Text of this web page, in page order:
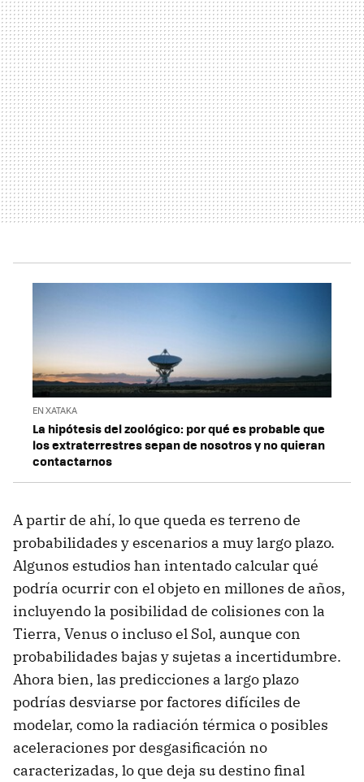
EN XATAKA
La hipótesis del zoológico: por qué es probable que
los extraterrestres sepan de nosotros y no quieran
contactarnos
A partir de ahí, lo que queda es terreno de
probabilidades y escenarios a muy largo plazo.
Algunos estudios han intentado calcular qué
podría ocurrir con el objeto en millones de años,
incluyendo la posibilidad de colisiones con la
Tierra, Venus o incluso el Sol, aunque con
probabilidades bajas y sujetas a incertidumbre.
Ahora bien, las predicciones a largo plazo
podrías desviarse por factores difíciles de
modelar, como la radiación térmica o posibles
aceleraciones por desgasificación no
caracterizadas, lo que deja su destino final